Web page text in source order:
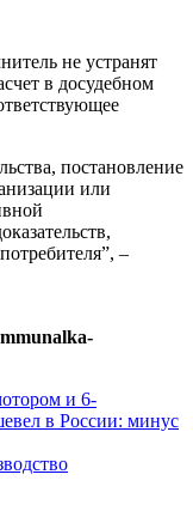
не устранят
в досудебном
постановление
или
–
и 6-
в России: минус